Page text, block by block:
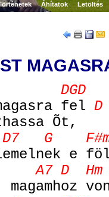
Áhítatok Letöltés
fel
Õt,
G F#m
e
D Hm
magamhoz